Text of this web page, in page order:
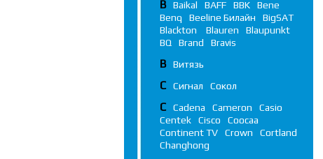
B Baikal BAFF BBK
Bene
Benq
Beeline Билайн
BigSAT
Blackton
Blauren
Blaupunkt
BQ
Brand Bravis
В Витязь
С Сигнал Сокол
C Cadena Cameron
Casio
Centek
Cisco
Coocaa
Continent TV
Crown
Cortland
Changhong